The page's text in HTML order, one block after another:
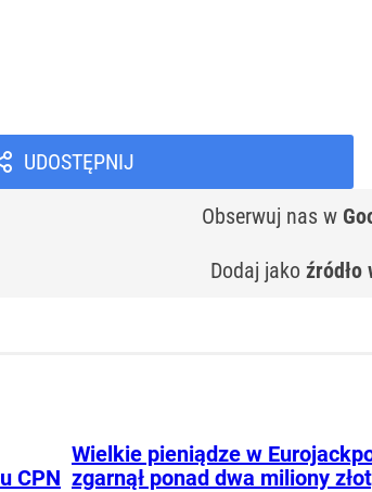
UDOSTĘPNIJ
Obserwuj nas w
Dodaj jako źródło
CPN
Wielkie pieniądze w
zgarnął ponad dwa miliony